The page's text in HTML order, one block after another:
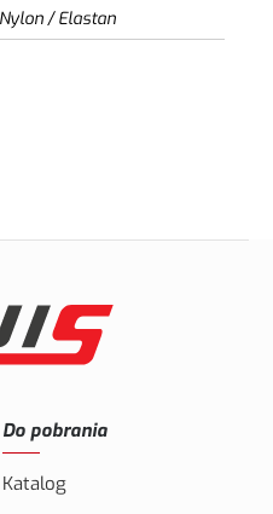
Nylon / Elastan
Do pobrania
Katalog